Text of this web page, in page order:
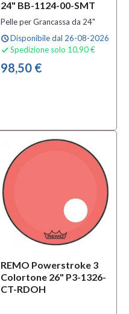
24" BB-1124-00-SMT
Pelle per Grancassa da 24"
scheduleDisponibile dal 26-08-2026
 Spedizione solo 10,90 €
98,50 €
REMO Powerstroke 3
Colortone 26" P3-1326-
CT-RDOH